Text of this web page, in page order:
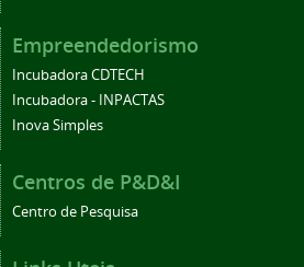
Empreendedorismo
Incubadora CDTECH
Incubadora - INPACTAS
Inova Simples
Centros de P&D&I
Centro de Pesquisa